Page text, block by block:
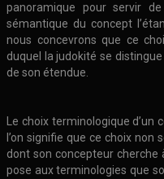
panoramique pour servir
sémantique du concept
nous concevrons que ce
duquel la judokité se
de son étendue.
Le choix terminologique
l’on signifie que ce choix non
dont son concepteur
pose aux terminologies que